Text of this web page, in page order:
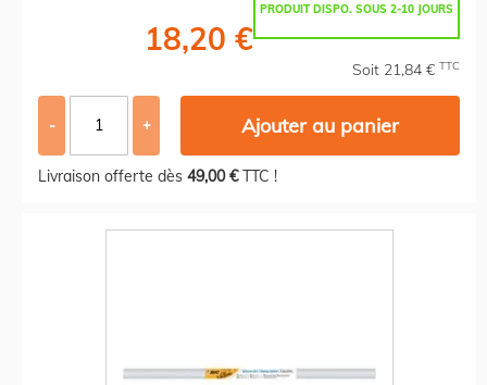
PRODUIT DISPO. SOUS 2-10 JOURS
18,20 €
Soit 21,84 € TTC
- + Ajouter au panier
Livraison offerte dès 49,00 €TTC !